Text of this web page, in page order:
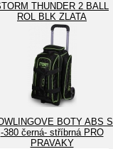
THUNDER 2 BALL
ROL BLK ZLATA
BOTY ABS S
-380 černá- stříbrná PRO
PRAVAKY